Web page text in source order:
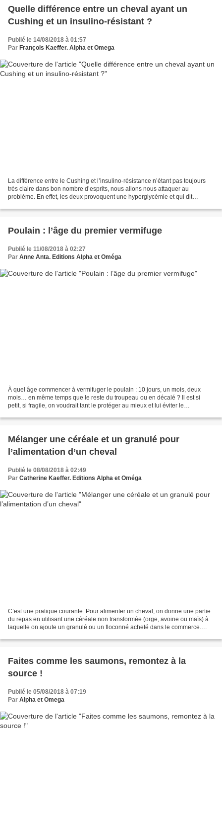
Quelle différence entre un cheval ayant un
Cushing et un insulino-résistant ?
Publié le 14/08/2018 à 01:57
Par François Kaeffer. Alpha et Omega
La différence entre le Cushing et l’insulino-résistance n’étant pas toujours
très claire dans bon nombre d’esprits, nous allons nous attaquer au
problème. En effet, les deux provoquent une hyperglycémie et qui dit
Poulain : l’âge du premier vermifuge
Publié le 11/08/2018 à 02:27
Par Anne Anta. Editions Alpha et Oméga
À quel âge commencer à vermifuger le poulain : 10 jours, un mois, deux
mois… en même temps que le reste du troupeau ou en décalé ? Il est si
petit, si fragile, on voudrait tant le protéger au mieux et lui éviter le
Mélanger une céréale et un granulé pour
l’alimentation d’un cheval
Publié le 08/08/2018 à 02:49
Par Catherine Kaeffer. Editions Alpha et Oméga
C’est une pratique courante. Pour alimenter un cheval, on donne une partie
du repas en utilisant une céréale non transformée (orge, avoine ou maïs) à
laquelle on ajoute un granulé ou un floconné acheté dans le commerce.
Faites comme les saumons, remontez à la
source !
Publié le 05/08/2018 à 07:19
Par Alpha et Omega